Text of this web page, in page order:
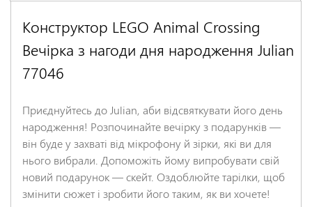
Конструктор LEGO Animal Crossing
Вечірка з нагоди дня народження Julian
77046
Приєднуйтесь до Julian, аби відсвяткувати його день
народження! Розпочинайте вечірку з подарунків —
він буде у захваті від мікрофону й зірки, які ви для
нього вибрали. Допоможіть йому випробувати свій
новий подарунок — скейт. Оздоблюйте тарілки, щоб
змінити сюжет і зробити його таким, як ви хочете!
Залишіть відгук про цей товар першими
*
Ім'я
Відгук